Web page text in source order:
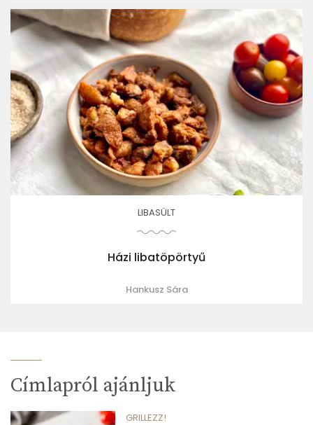
LIBASÜLT
Házi libatöpörtyű
Hankusz Sára
Címlapról ajánljuk
GRILLEZZ!